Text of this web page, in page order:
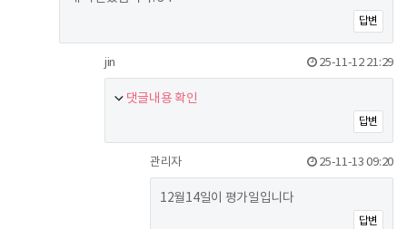
답변
jin 25-11-12 21:29
댓글내용 확인
답변
관리자 25-11-13 09:20
12월14일이 평가일입니다
답변